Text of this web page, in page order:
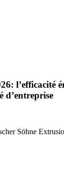
l’efficacité
d’entreprise